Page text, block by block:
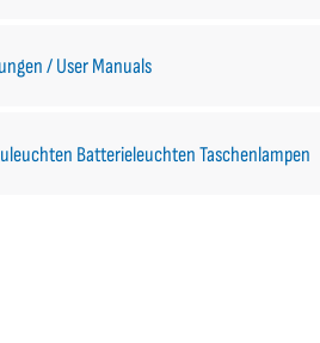
/ User Manuals
Batterieleuchten Taschenlampen